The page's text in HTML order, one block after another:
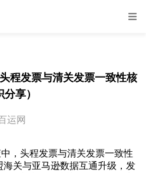
程发票与清关发票一致性核
享）
运网
头程发票与清关发票一致性
海关与亚马逊数据互通升级，发